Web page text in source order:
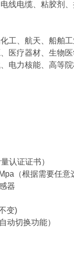
线电缆、粘胶剂
工、航天、船舶
医疗器材、生物
电力核能、高等
认证证书）
（根据需要任意
器
变)
切换功能）